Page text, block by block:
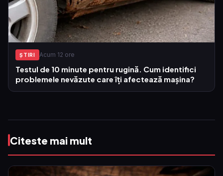
ŞTIRI Acum 12 ore
Testul de 10 minute pentru rugină. Cum identifici
problemele nevăzute care îți afectează mașina?
Citeste mai mult